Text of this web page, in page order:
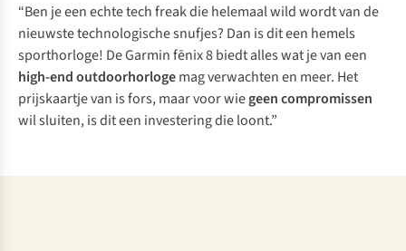
“Ben je een echte tech freak die helemaal wild wordt van de
nieuwste technologische snufjes? Dan is dit een hemels
sporthorloge! De Garmin fēnix 8 biedt alles wat je van een
high-end outdoorhorlogemag verwachten en meer. Het
prijskaartje van is fors, maar voor wiegeen compromissen
wil sluiten, is dit een investering die loont.”